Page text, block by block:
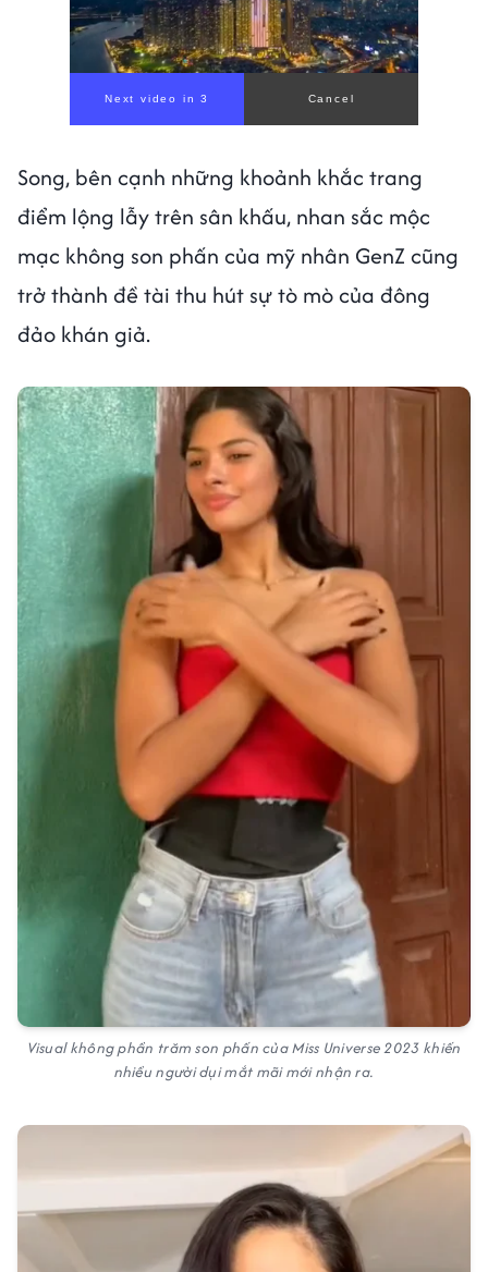
Song, bên cạnh những khoảnh khắc trang
điểm lộng lẫy trên sân khấu, nhan sắc mộc
mạc không son phấn của mỹ nhân GenZ cũng
trở thành đề tài thu hút sự tò mò của đông
đảo khán giả.
Visual không phần trăm son phấn của Miss Universe 2023 khiến
nhiều người dụi mắt mãi mới nhận ra.